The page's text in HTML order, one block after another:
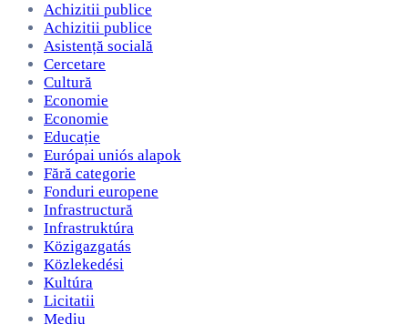
Achizitii publice
Achizitii publice
Asistență socială
Cercetare
Cultură
Economie
Economie
Educație
Európai uniós alapok
Fără categorie
Fonduri europene
Infrastructură
Infrastruktúra
Közigazgatás
Közlekedési
Kultúra
Licitatii
Mediu